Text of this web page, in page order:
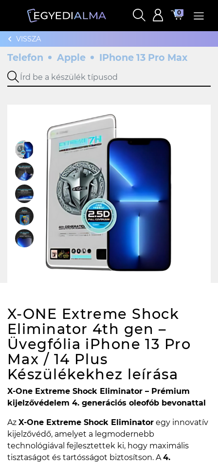
0
VISSZA
Telefon Apple IPhone 13 Pro Max
X-ONE Extreme Shock
Eliminator 4th gen –
Üvegfólia iPhone 13 Pro
Max / 14 Plus
Készülékekhez leírása
X-One Extreme Shock Eliminator – Prémium
kijelzővédelem 4. generációs oleofób bevonattal
Az X-One Extreme Shock Eliminator egy innovatív
kijelzővédő, amelyet a legmodernebb
technológiával fejlesztettek ki, hogy maximális
tisztaságot és tartósságot biztosítson. A4.